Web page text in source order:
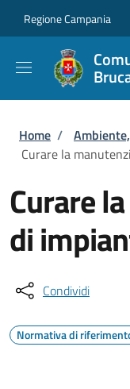
Regione Campania
Briciole
Home /
Curare la
Curare
di
Condividi
Normativa di